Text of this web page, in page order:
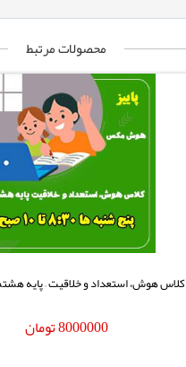
محصولات مرتبط
کلاس هوش، استعداد و خلاقیت – پایه
8000000تومان